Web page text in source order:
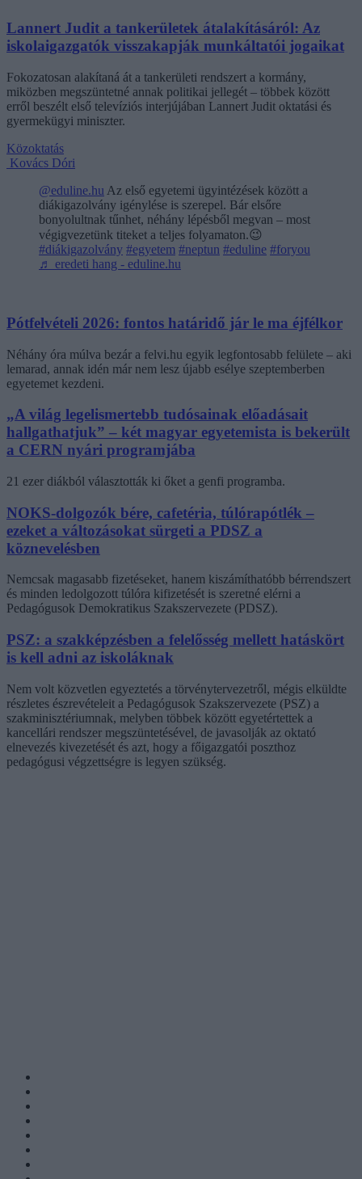
Lannert Judit a tankerületek átalakításáról: Az
iskolaigazgatók visszakapják munkáltatói jogaikat
Fokozatosan alakítaná át a tankerületi rendszert a kormány,
miközben megszüntetné annak politikai jellegét – többek között
erről beszélt első televíziós interjújában Lannert Judit oktatási és
gyermekügyi miniszter.
Közoktatás
Kovács Dóri
@eduline.hu Az első egyetemi ügyintézések között a
diákigazolvány igénylése is szerepel. Bár elsőre
bonyolultnak tűnhet, néhány lépésből megvan – most
végigvezetünk titeket a teljes folyamaton.😉
#diákigazolvány #egyetem #neptun #eduline #foryou
♬ eredeti hang - eduline.hu
Pótfelvételi 2026: fontos határidő jár le ma éjfélkor
Néhány óra múlva bezár a felvi.hu egyik legfontosabb felülete – aki
lemarad, annak idén már nem lesz újabb esélye szeptemberben
egyetemet kezdeni.
„A világ legelismertebb tudósainak előadásait
hallgathatjuk” – két magyar egyetemista is bekerült
a CERN nyári programjába
21 ezer diákból választották ki őket a genfi programba.
NOKS-dolgozók bére, cafetéria, túlórapótlék –
ezeket a változásokat sürgeti a PDSZ a
köznevelésben
Nemcsak magasabb fizetéseket, hanem kiszámíthatóbb bérrendszert
és minden ledolgozott túlóra kifizetését is szeretné elérni a
Pedagógusok Demokratikus Szakszervezete (PDSZ).
PSZ: a szakképzésben a felelősség mellett hatáskört
is kell adni az iskoláknak
Nem volt közvetlen egyeztetés a törvénytervezetről, mégis elküldte
részletes észrevételeit a Pedagógusok Szakszervezete (PSZ) a
szakminisztériumnak, melyben többek között egyetértettek a
kancellári rendszer megszüntetésével, de javasolják az oktató
elnevezés kivezetését és azt, hogy a főigazgatói poszthoz
pedagógusi végzettségre is legyen szükség.